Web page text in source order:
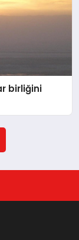
birliğini